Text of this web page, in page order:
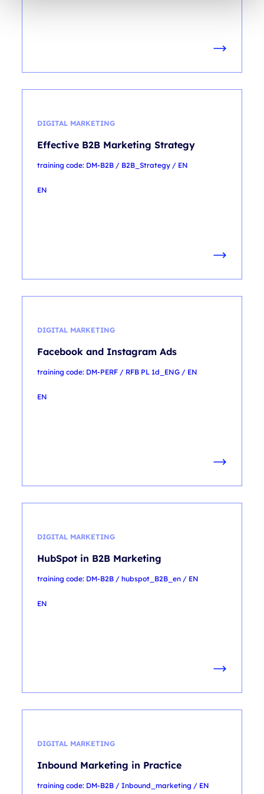
DIGITAL MARKETING
Effective B2B Marketing Strategy
training code: DM-B2B / B2B_Strategy / EN
EN
DIGITAL MARKETING
Facebook and Instagram Ads
training code: DM-PERF / RFB PL 1d_ENG / EN
EN
DIGITAL MARKETING
HubSpot in B2B Marketing
training code: DM-B2B / hubspot_B2B_en / EN
EN
DIGITAL MARKETING
Inbound Marketing in Practice
training code: DM-B2B / Inbound_marketing / EN